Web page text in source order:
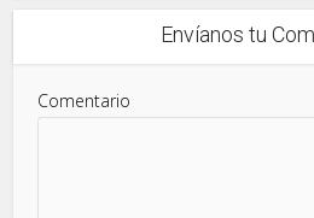
Envíanos tu
Comentario